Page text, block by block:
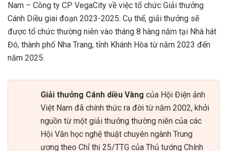
Nam – Công ty CP VegaCity về việc tổ chức Giải thưởng
Cánh Diều giai đoạn 2023-2025. Cụ thể, giải thưởng sẽ
được tổ chức thường niên vào tháng 8 hàng năm tại Nhà hát
Đó, thành phố Nha Trang, tỉnh Khánh Hòa từ năm 2023 đến
năm 2025.
Giải thưởng Cánh diều Vàng của Hội Điện ảnh
Việt Nam đã chính thức ra đời từ năm 2002, khởi
nguồn từ một giải thưởng thường niên của các
Hội Văn học nghệ thuật chuyên ngành Trung
ương theo Chỉ thị 25/TTG của Thủ tướng Chính